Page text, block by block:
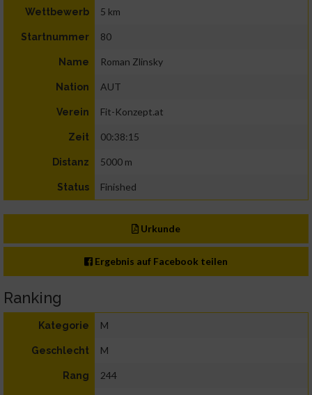
Wettbewerb 5 km
Startnummer 80
Name Roman Zlinsky
Nation AUT
Verein Fit-Konzept.at
Zeit 00:38:15
Distanz 5000 m
Status Finished
Urkunde
Ergebnis auf Facebook teilen
Ranking
Kategorie M
Geschlecht M
Rang 244